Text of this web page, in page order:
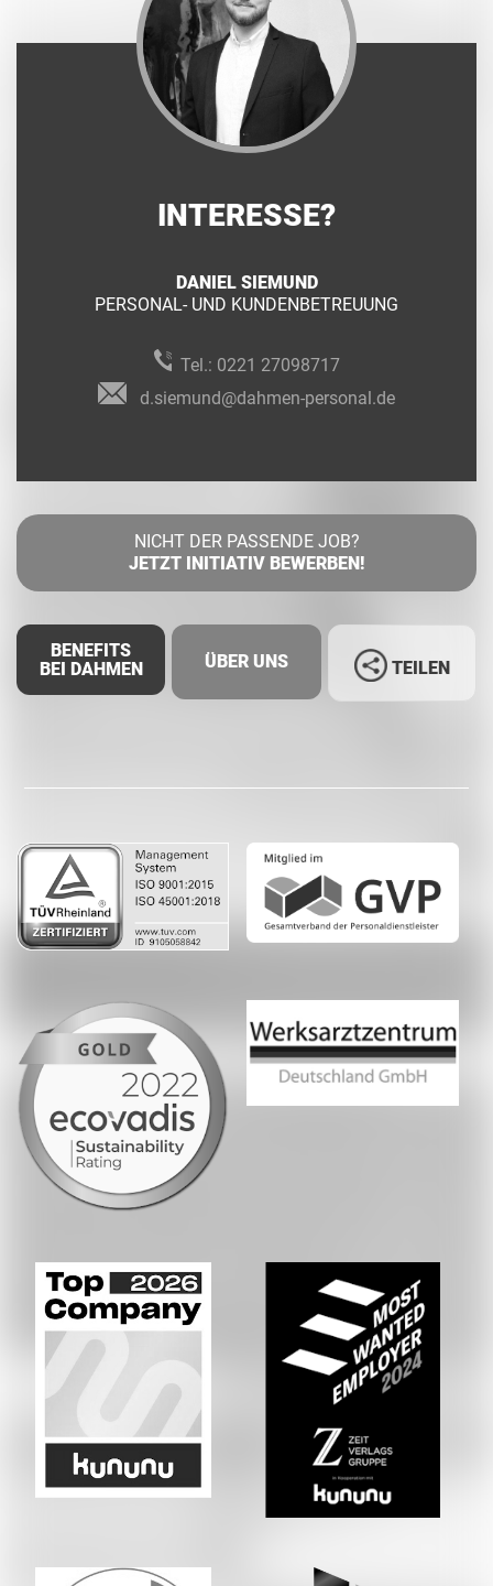
INTERESSE?
DANIEL SIEMUND
PERSONAL- UND KUNDENBETREUUNG
Tel.: 0221 27098717
d.siemund@dahmen-personal.de
NICHT DER PASSENDE JOB?
JETZT INITIATIV BEWERBEN!
BENEFITS
BEI DAHMEN
ÜBER UNS
Whatsapp
TEILEN